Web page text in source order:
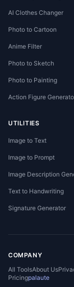
AI Clothes Changer
Photo to Cartoon
Anime Filter
Photo to Sketch
Photo to Painting
Action Figure
UTILITIES
Image to Text
Image to Prompt
Image Description
Text to Handwriting
Signature Generator
COMPANY
All ToolsAbout Us
Pricingpalaute